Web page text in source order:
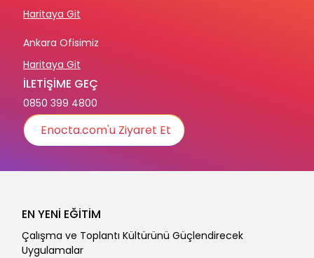
Haritaya Git
Ankara Ofisimiz
Haritaya Git
İLETİŞİME GEÇ
0850 399 4800
Enocta.com'u Ziyaret Et
EN YENİ EĞİTİM
Çalışma ve Toplantı Kültürünü Güçlendirecek
Uygulamalar